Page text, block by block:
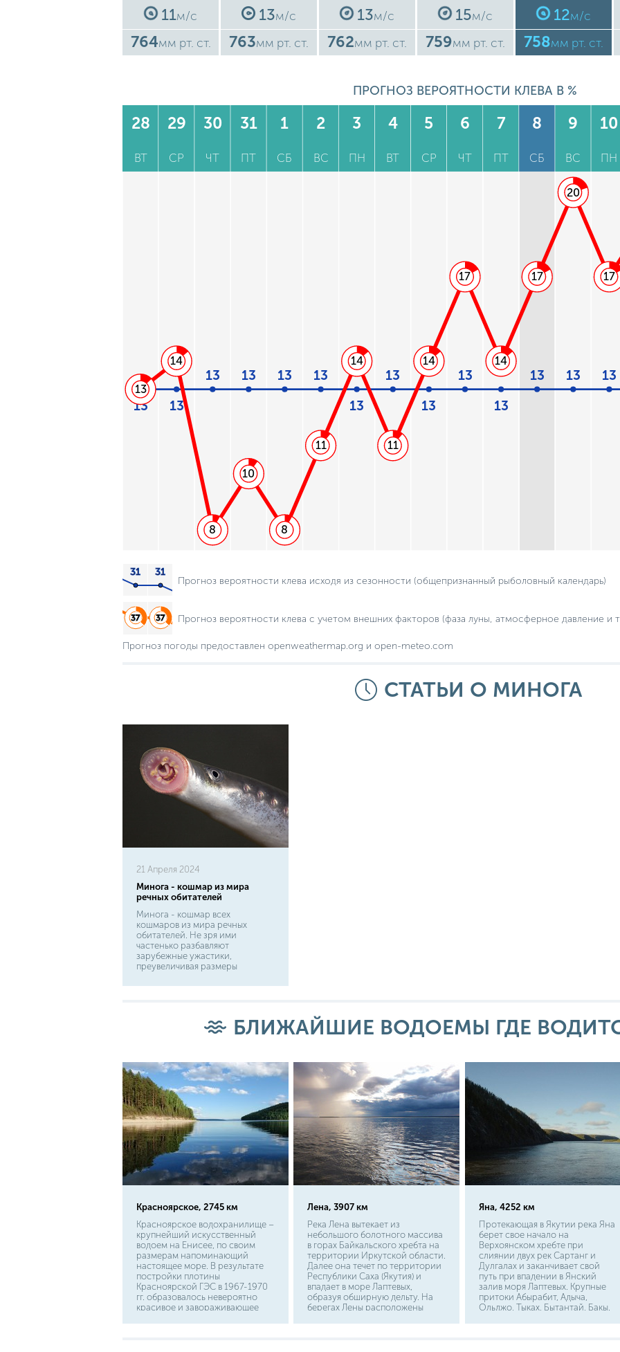
11м/с
764мм рт. ст.
13м/с
763мм рт. ст.
13м/с
762мм рт. ст.
15м/с
759мм рт. ст.
12м/с
758мм рт. ст.
ПРОГНОЗ ВЕРОЯТНОСТИ КЛЕВА В %
28
ВТ
29
СР
30
ЧТ
31
ПТ
1
СБ
2
ВС
3
ПН
4
ВТ
5
СР
6
ЧТ
7
ПТ
8
СБ
9
ВС
10
ПН
13 13
13 13 13 13
13
13
13
13
13
13 13 13
13
14
8
10
8
11
14
11
14
17
14
17
20
17
Прогноз вероятности клева исходя из сезонности (общепризнанный рыболовный календарь)
Прогноз вероятности клева с учетом внешних факторов (фаза луны, атмосферное давление и
Прогноз погоды предоставлен openweathermap.org и open-meteo.com
СТАТЬИ О МИНОГА
21 Апреля 2024
Минога - кошмар из мира
речных обитателей
Минога - кошмар всех
кошмаров из мира речных
обитателей. Не зря ими
частенько разбавляют
зарубежные ужастики,
преувеличивая размеры
то и больше. И если вам
миногу, вы вряд ли пожелаете
искупаться в местной реке.
темная спина и белесое брюхо.
Но самое впечатляющее в
миноге, это, конечно, рот.
БЛИЖАЙШИЕ ВОДОЕМЫ ГДЕ
Красноярское, 2745 км
Красноярское водохранилище –
крупнейший искусственный
водоем на Енисее, по своим
размерам напоминающий
настоящее море. В результате
постройки плотины
Красноярской ГЭС в 1967-1970
гг. образовалось невероятно
красивое и завораживающее
Лена, 3907 км
Река Лена вытекает из
небольшого болотного массива
в горах Байкальского хребта на
территории Иркутской области.
Далее она течет по территории
Республики Саха (Якутия) и
впадает в море Лаптевых,
образуя обширную дельту. На
берегах Лены расположены
Яна, 4252 км
Протекающая в Якутии река Яна
берет свое начало на
Верхоянском хребте при
слиянии двух рек Сартанг и
Дулгалах и заканчивает свой
путь при впадении в Янский
залив моря Лаптевых. Крупные
притоки Абырабит, Адыча,
Ольджо, Тыках, Бытантай, Бакы.